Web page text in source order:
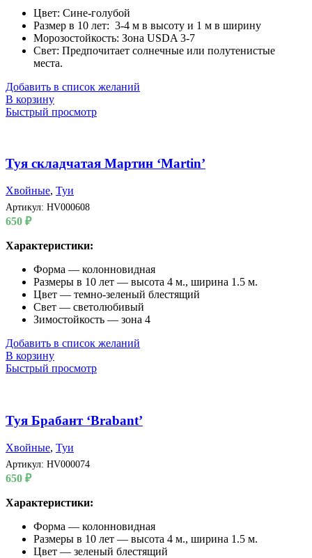
Цвет: Сине-голубой
Размер в 10 лет: 3-4 м в высоту и 1 м в ширину
Морозостойкость: Зона USDA 3-7
Свет: Предпочитает солнечные или полутенистые
места.
Добавить в список желаний
В корзину
Быстрый просмотр
Туя складчатая Мартин ‘Martin’
Хвойные, Туи
Артикул: HV000608
650 ₽
Характеристики:
Форма — колонновидная
Размеры в 10 лет — высота 4 м., ширина 1.5 м.
Цвет — темно-зеленый блестящий
Свет — светолюбивый
Зимостойкость — зона 4
Добавить в список желаний
В корзину
Быстрый просмотр
Туя Брабант ‘Brabant’
Хвойные, Туи
Артикул: HV000074
650 ₽
Характеристики:
Форма — колонновидная
Размеры в 10 лет — высота 4 м., ширина 1.5 м.
Цвет — зеленый блестящий